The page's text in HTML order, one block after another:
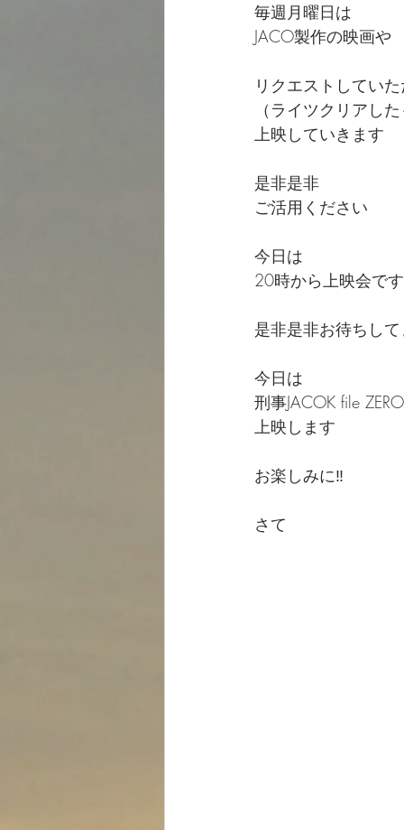
毎週月曜日は
JACO製作の映画や
リクエストしてい
（ライツクリアし
上映していきます
是非是非
ご活用ください
今日は
20時から上映会です
是非是非お待ちし
今日は
刑事JACOK file
上映します
お楽しみに‼️
さて